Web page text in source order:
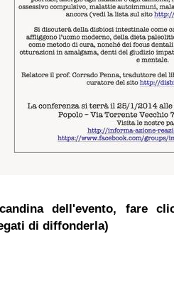
dell'evento, fare
di diffonderla)